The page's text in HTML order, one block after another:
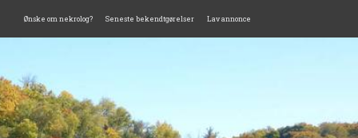
Ønske om nekrolog? Seneste bekendtgørelser Lav annonce